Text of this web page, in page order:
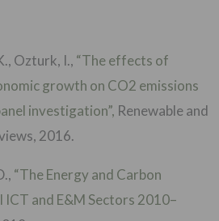
Ozturk, I., “The effects of
growth on CO2 emissions
investigation”, Renewable and
2016.
“The Energy and Carbon
and E&M Sectors 2010–